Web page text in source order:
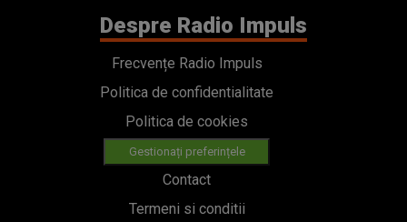
Despre Radio Impuls
Frecvențe Radio Impuls
Politica de confidentialitate
Politica de cookies
Gestionați preferințele
Contact
Termeni si conditii